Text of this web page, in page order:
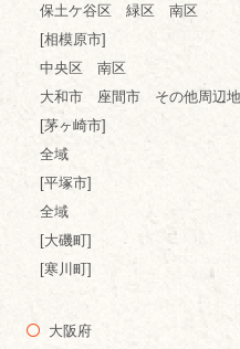
保土ケ谷区 緑区 南区
[相模原市]
中央区 南区
大和市 座間市 その他周辺
[茅ヶ崎市]
全域
[平塚市]
全域
[大磯町]
[寒川町]
大阪府